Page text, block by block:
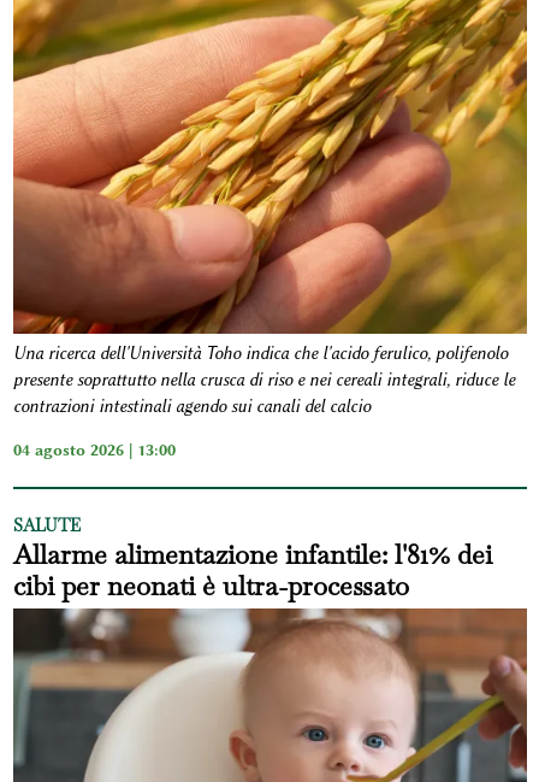
Una ricerca dell'Università Toho indica che l'acido ferulico, polifenolo
presente soprattutto nella crusca di riso e nei cereali integrali, riduce le
contrazioni intestinali agendo sui canali del calcio
04 agosto 2026 | 13:00
SALUTE
Allarme alimentazione infantile: l'81% dei
cibi per neonati è ultra-processato